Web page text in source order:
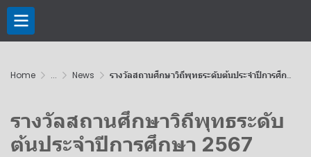
Home ... News รางวัลสถานศึกษาวิถีพุทธระดับต้นประจำปีการศึกษา 2567
รางวัลสถานศึกษาวิถีพุทธระดับ
ต้นประจำปีการศึกษา 2567